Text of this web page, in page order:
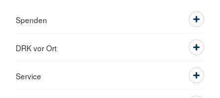
Spenden
DRK vor Ort
Service